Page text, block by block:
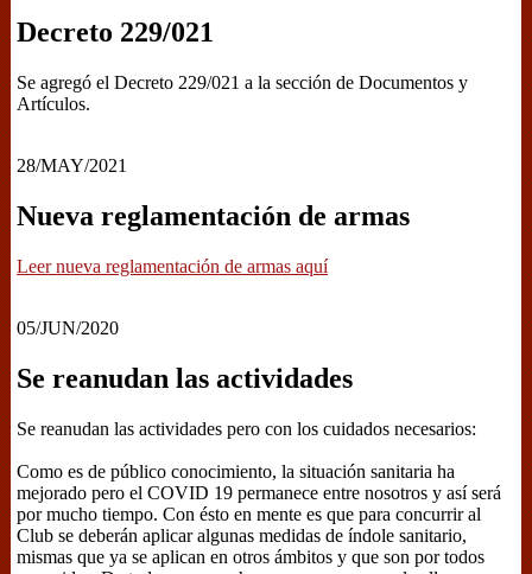
Decreto 229/021
Se agregó el Decreto 229/021 a la sección de Documentos y
Artículos.
28/MAY/2021
Nueva reglamentación de armas
Leer nueva reglamentación de armas aquí
05/JUN/2020
Se reanudan las actividades
Se reanudan las actividades pero con los cuidados necesarios:
Como es de público conocimiento, la situación sanitaria ha
mejorado pero el COVID 19 permanece entre nosotros y así será
por mucho tiempo. Con ésto en mente es que para concurrir al
Club se deberán aplicar algunas medidas de índole sanitario,
mismas que ya se aplican en otros ámbitos y que son por todos